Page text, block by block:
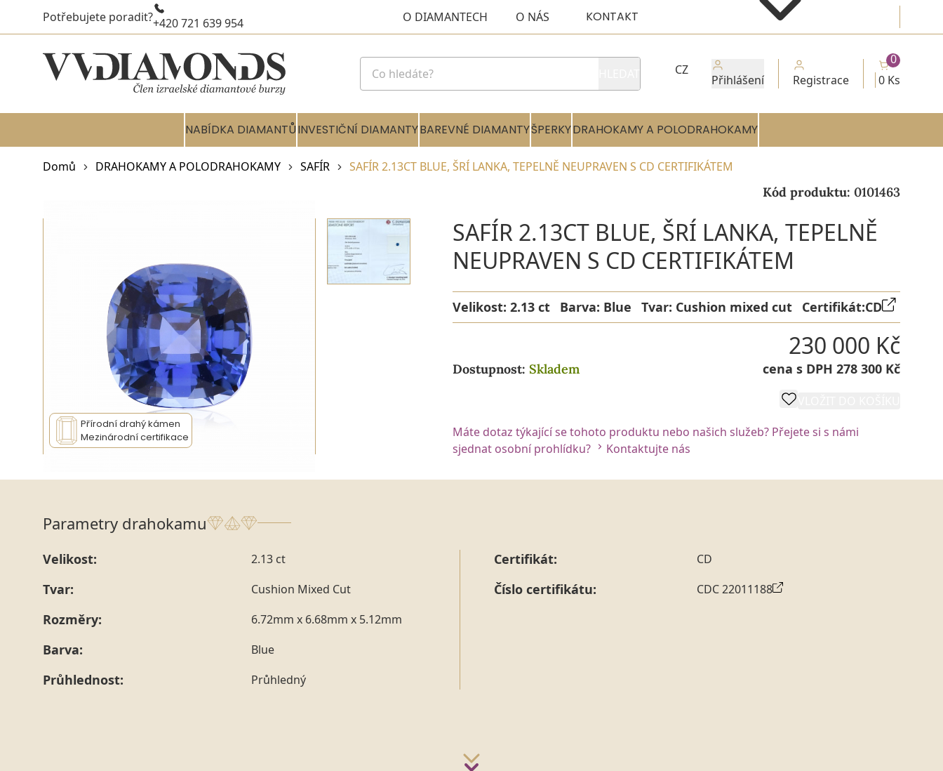
Potřebujete poradit?+420 721 639 954 O DIAMANTECH O NÁS KONTAKT
CZ
Přihlášení Registrace 0 Ks
0
NABÍDKA DIAMANTŮINVESTIČNÍ DIAMANTYBAREVNÉ DIAMANTYŠPERKYDRAHOKAMY A POLODRAHOKAMY
Domů DRAHOKAMY A POLODRAHOKAMY SAFÍR SAFÍR 2.13CT BLUE, ŠRÍ LANKA, TEPELNĚ NEUPRAVEN S CD CERTIFIKÁTEM
Kód produktu: 0101463
Přírodní drahý kámen
Mezinárodní certifikace
SAFÍR 2.13CT BLUE, ŠRÍ LANKA, TEPELNĚ
NEUPRAVEN S CD CERTIFIKÁTEM
Velikost: 2.13 ct Barva: Blue Tvar: Cushion mixed cut Certifikát:CD
Dostupnost: Skladem
230 000 Kč
cena s DPH 278 300 Kč
Máte dotaz týkající se tohoto produktu nebo našich služeb? Přejete si s námi
sjednat osobní prohlídku?
Kontaktujte nás
Parametry drahokamu
Velikost: 2.13 ct
Tvar: Cushion Mixed Cut
Rozměry: 6.72mm x 6.68mm x 5.12mm
Barva: Blue
Průhlednost: Průhledný
Certifikát: CD
Číslo certifikátu: CDC 22011188